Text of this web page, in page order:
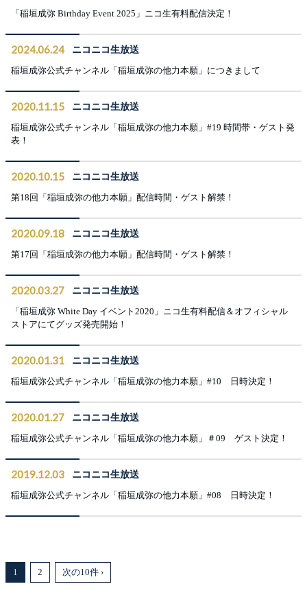
「稲垣成弥 Birthday Event 2025」ニコ生有料配信決定！
2024.06.24 ニコニコ生放送
稲垣成弥公式チャンネル「稲垣成弥の他力本願」につきまして
2020.11.15 ニコニコ生放送
稲垣成弥公式チャンネル「稲垣成弥の他力本願」#19 時間帯・ゲスト発
表！
2020.10.15 ニコニコ生放送
第18回「稲垣成弥の他力本願」配信時間・ゲスト解禁！
2020.09.18 ニコニコ生放送
第17回「稲垣成弥の他力本願」配信時間・ゲスト解禁！
2020.03.27 ニコニコ生放送
「稲垣成弥 White Day イベント2020」ニコ生有料配信＆オフィシャル
ストアにてグッズ発売開始！
2020.01.31 ニコニコ生放送
稲垣成弥公式チャンネル「稲垣成弥の他力本願」#10 日時決定！
2020.01.27 ニコニコ生放送
稲垣成弥公式チャンネル「稲垣成弥の他力本願」＃09 ゲスト決定！
2019.12.03 ニコニコ生放送
稲垣成弥公式チャンネル「稲垣成弥の他力本願」#08 日時決定！
1 2 次の10件 ›